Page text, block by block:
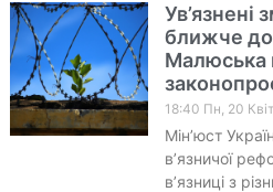
Ув’язнені
ближче до
Малюська
18:40 Пн, 20
Мін’юст
в’язничої
в’язниці з